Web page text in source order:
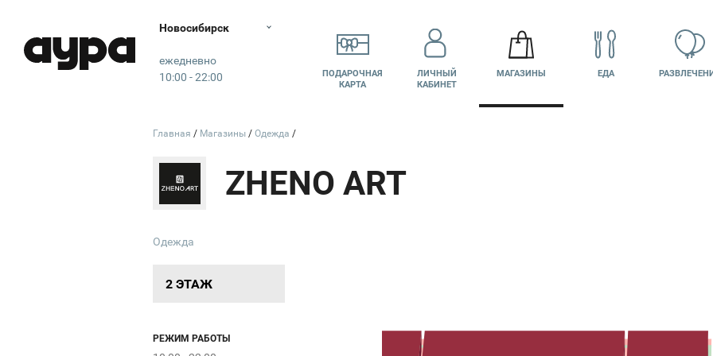
Аура
Новосибирск
ежедневно
10:00 - 22:00
ПОДАРОЧНАЯ
КАРТА
ЛИЧНЫЙ
КАБИНЕТ
МАГАЗИНЫ ЕДА
КИНО
ZHENO ART
Одежда
2 ЭТАЖ
РЕЖИМ РАБОТЫ
Главная Магазины Одежда